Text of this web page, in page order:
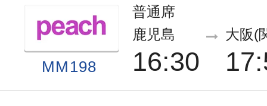
MM198
普通席
鹿児島
16:30
大阪(